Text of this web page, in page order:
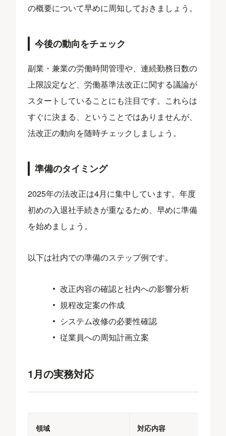
の概要について早めに周知しておきましょう。
今後の動向をチェック
副業・兼業の労働時間管理や、連続勤務日数の
上限設定など、労働基準法改正に関する議論が
スタートしていることにも注目です。これらは
すぐに決まる、ということではありませんが、
法改正の動向を随時チェックしましょう。
準備のタイミング
2025年の法改正は4月に集中しています。年度
初めの入退社手続きが重なるため、早めに準備
を始めましょう。
以下は社内での準備のステップ例です。
改正内容の確認と社内への影響分析
規程改定案の作成
システム改修の必要性確認
従業員への周知計画立案
1月の実務対応
領域 対応内容